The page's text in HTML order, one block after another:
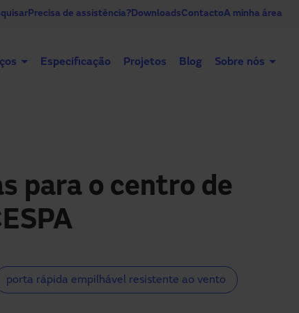
Precisa de assistência?DownloadsContactoA minha área
Especificação Projetos Blog Sobre nós
para o centro de
porta rápida empilhável resistente ao vento